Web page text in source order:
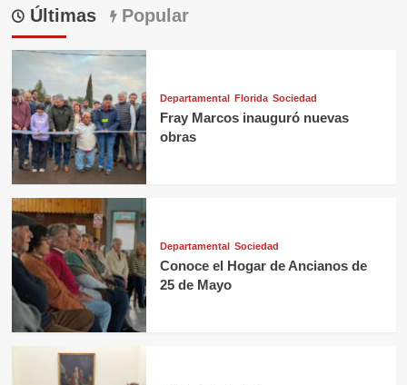
Últimas Popular
Departamental Florida Sociedad
Fray Marcos inauguró nuevas
obras
Departamental Sociedad
Conoce el Hogar de Ancianos de
25 de Mayo